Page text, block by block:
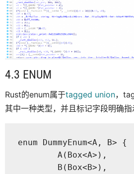
4.3 ENUM
Rust的enum属于tagged union，
其中一种类型，并且标记字段明确指
enum DummyEnum<A, B> {